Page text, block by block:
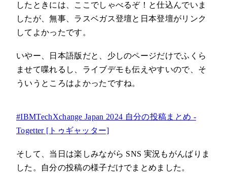
したときには、ここでしゃべるぞ！と仕込んでいま
したが、無事、ラスベガス登壇と日本登壇がリンク
してよかったです。
いやー、日本語版だと、少しのページだけでふくら
ませて喋れるし、ライブデモも伝えやすいので、そ
ういうところはよかったですね。
#IBMTechXchange Japan 2024 自分の投稿まとめ -
Togetter [トゥギャッター]
そして、当日は楽しみながら SNS 実況もがんばりま
した。自分の投稿の様子だけでまとめました。